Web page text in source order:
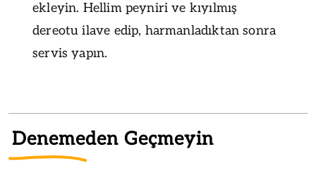
ekleyin. Hellim peyniri ve kıyılmış
dereotu ilave edip, harmanladıktan sonra
servis yapın.
Denemeden Geçmeyin